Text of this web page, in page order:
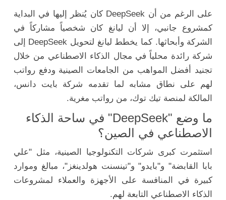
على الرغم من أن DeepSeek كان يُنظر إليها في البداية
كمشروع جانبي، إلا أن ليانغ كان شخصياً مشاركاً في
الشركة وأبحاثها. كما يخطط ليانغ لتحويل DeepSeek إلى
شركة رائدة محلياً في مجال الذكاء الاصطناعي من خلال
تجنيد أفضل المواهب من الجامعات الصينية ودفع رواتب
لهم على نطاق مشابه لما تقدمه شركة بايت دانس،
المالكة لمنصة تيك توك، من رواتب مغرية.
ما وضع "DeepSeek" في ساحة الذكاء
الاصطناعي في الصين؟
استثمرت كبرى شركات التكنولوجيا الصينية، مثل "علي
بابا القابضة" و"بايدو" و"تينسنت هولدينغز"، مبالغ وموارد
كبيرة في المنافسة على الأجهزة والعملاء لمشروعات
الذكاء الاصطناعي التابعة لهم.